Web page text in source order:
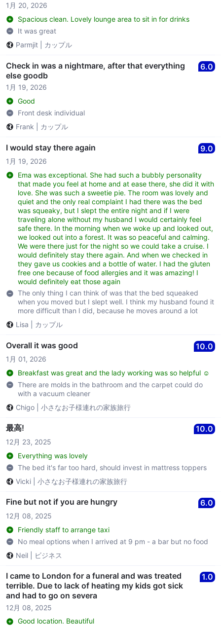
1月 20, 2026
Spacious clean. Lovely lounge area to sit in for drinks
It was great
Parmjit
カップル
Check in was a nightmare, after that everything
else goodb
6.0
1月 19, 2026
Good
Front desk individual
Frank
カップル
I would stay there again 9.0
1月 19, 2026
Ema was exceptional. She had such a bubbly personality
that made you feel at home and at ease there, she did it with
love. She was such a sweetie pie. The room was lovely and
quiet and the only real complaint I had there was the bed
was squeaky, but I slept the entire night and if I were
traveling alone without my husband I would certainly feel
safe there. In the morning when we woke up and looked out,
we looked out into a forest. It was so peaceful and calming.
We were there just for the night so we could take a cruise. I
would definitely stay there again. And when we checked in
they gave us cookies and a bottle of water. I had the gluten
free one because of food allergies and it was amazing! I
would definitely eat those again
The only thing I can think of was that the bed squeaked
when you moved but I slept well. I think my husband found it
more difficult than I did, because he moves around a lot
Lisa
カップル
Overall it was good 10.0
1月 01, 2026
Breakfast was great and the lady working was so helpful ☺️
There are molds in the bathroom and the carpet could do
with a vacuum cleaner
Chigo
小さなお子様連れの家族旅行
最高! 10.0
12月 23, 2025
Everything was lovely
The bed it's far too hard, should invest in mattress toppers
Vicki
小さなお子様連れの家族旅行
Fine but not if you are hungry 6.0
12月 08, 2025
Friendly staff to arrange taxi
No meal options when I arrived at 9 pm - a bar but no food
Neil
ビジネス
I came to London for a funeral and was treated
terrible. Due to lack of heating my kids got sick
and had to go on severa
1.0
12月 08, 2025
Good location. Beautiful